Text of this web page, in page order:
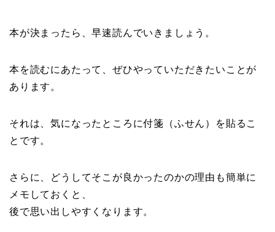
本が決まったら、早速読んでいきましょう。
本を読むにあたって、ぜひやっていただきたいことが
あります。
それは、気になったところに付箋（ふせん）を貼るこ
とです。
さらに、どうしてそこが良かったのかの理由も簡単に
メモしておくと、
後で思い出しやすくなります。